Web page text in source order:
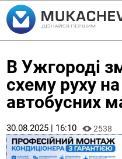
В Ужгороді
схему руху
автобусних
30.08.2025 | 16:10 2538